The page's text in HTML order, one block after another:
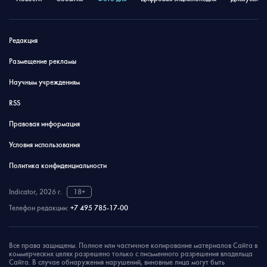
Редакция
Размещение рекламы
Научным учреждениям
RSS
Правовая информация
Условия использования
Политика конфиденциальности
Indicator, 2026 г.
18+
Телефон редакции: +7 495 785-17-00
Все права защищены. Полное или частичное копирование материалов Сайта в
коммерческих целях разрешено только с письменного разрешения владельца
Сайта. В случае обнаружения нарушений, виновные лица могут быть